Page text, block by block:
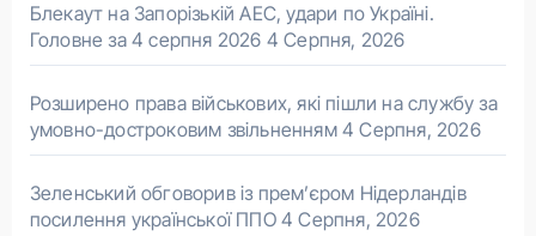
Блекаут на Запорізькій АЕС, удари по Україні.
Головне за 4 серпня 2026 4 Серпня, 2026
Розширено права військових, які пішли на службу за
умовно-достроковим звільненням 4 Серпня, 2026
Зеленський обговорив із прем’єром Нідерландів
посилення української ППО 4 Серпня, 2026